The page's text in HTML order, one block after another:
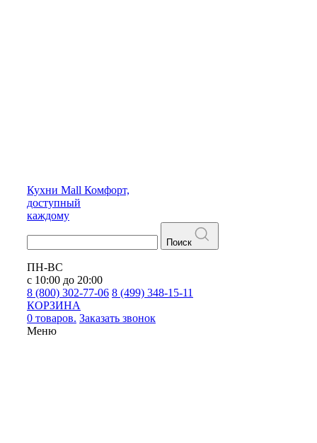
Кухни Mall Комфорт,
доступный
каждому
Поиск
ПН-ВС
с 10:00 до 20:00
8 (800) 302-77-06 8 (499) 348-15-11
КОРЗИНА
0 товаров. Заказать звонок
Меню